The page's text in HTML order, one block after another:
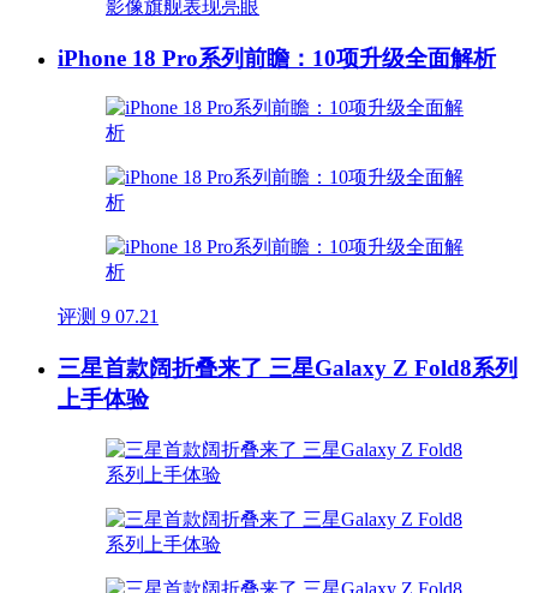
iPhone 18 Pro系列前瞻：10项升级全面解析
评测 9 07.21
三星首款阔折叠来了 三星Galaxy Z Fold8系列
上手体验